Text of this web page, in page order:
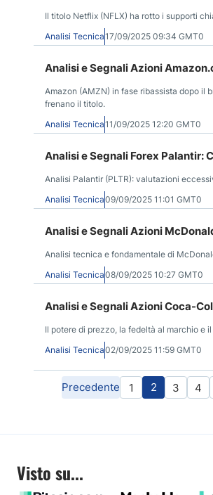
Il titolo Netflix (NFLX) ha rotto i supporti
Analisi Tecnica17/09/2025 09:34 GMT0
Analisi e Segnali Azioni
Amazon (AMZN) in fase ribassista dopo il
frenano il titolo.
Analisi Tecnica11/09/2025 12:20 GMT0
Analisi e Segnali Forex Palantir:
Analisi Palantir (PLTR): valutazioni
Analisi Tecnica09/09/2025 11:01 GMT0
Analisi e Segnali Azioni
Analisi tecnica e fondamentale di
Analisi Tecnica08/09/2025 10:27 GMT0
Analisi e Segnali Azioni Coca-
Il potere di prezzo, la fedeltà al marchio e
Analisi Tecnica02/09/2025 11:59 GMT0
Precedente 1 2 3 4
Visto su...